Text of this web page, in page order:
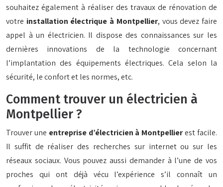
souhaitez également à réaliser des travaux de rénovation de
votre installation électrique à Montpellier, vous devez faire
appel à un électricien. Il dispose des connaissances sur les
dernières innovations de la technologie concernant
l’implantation des équipements électriques. Cela selon la
sécurité, le confort et les normes, etc.
Comment trouver un électricien à
Montpellier ?
Trouver une entreprise d’électricien à Montpellierest facile.
Il suffit de réaliser des recherches sur internet ou sur les
réseaux sociaux. Vous pouvez aussi demander à l’une de vos
proches qui ont déjà vécu l’expérience s’il connaît un